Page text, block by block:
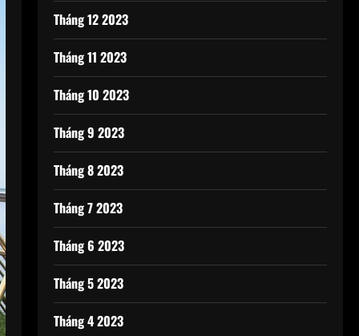
Tháng 12 2023
Tháng 11 2023
Tháng 10 2023
Tháng 9 2023
Tháng 8 2023
Tháng 7 2023
Tháng 6 2023
Tháng 5 2023
Tháng 4 2023